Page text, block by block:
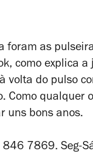
foram as
como explica a
volta do pulso
Como qualquer
uns bons anos.
846 7869. Seg-